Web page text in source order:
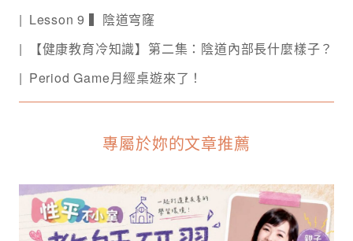
Lesson 9 ▍陰道穹窿
【健康教育冷知識】第二集：陰道內部長什麼樣子？
Period Game月經桌遊來了！
專屬於妳的文章推薦